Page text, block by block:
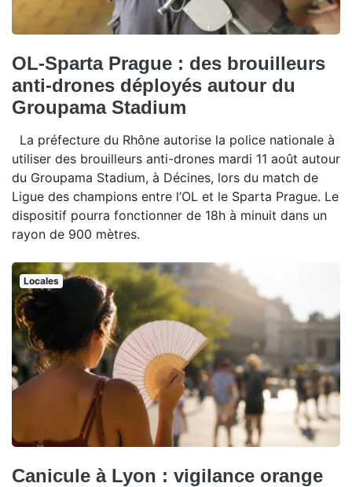
OL-Sparta Prague : des brouilleurs
anti-drones déployés autour du
Groupama Stadium
La préfecture du Rhône autorise la police nationale à
utiliser des brouilleurs anti-drones mardi 11 août autour
du Groupama Stadium, à Décines, lors du match de
Ligue des champions entre l’OL et le Sparta Prague. Le
dispositif pourra fonctionner de 18h à minuit dans un
rayon de 900 mètres.
Locales
Canicule à Lyon : vigilance orange